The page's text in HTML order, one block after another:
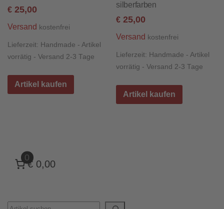
€ 25,00
Versand kostenfrei
Lieferzeit: Handmade - Artikel
vorrätig - Versand 2-3 Tage
Artikel kaufen
silberfarben
€ 25,00
Versand kostenfrei
Lieferzeit: Handmade - Artikel
vorrätig - Versand 2-3 Tage
Artikel kaufen
0
€ 0,00